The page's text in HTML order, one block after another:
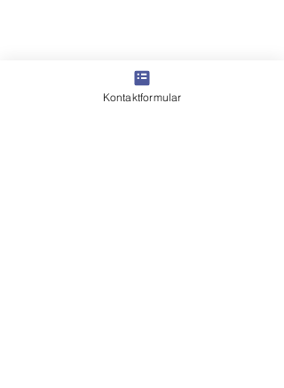
Kontaktformular